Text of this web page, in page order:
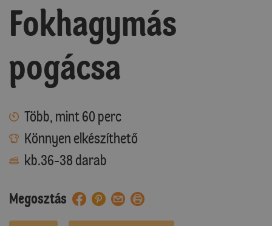
Fokhagymás
pogácsa
Több, mint 60 perc
Könnyen elkészíthető
kb.36-38 darab
Megosztás